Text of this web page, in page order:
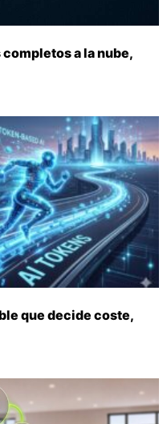
a la nube,
que decide coste,